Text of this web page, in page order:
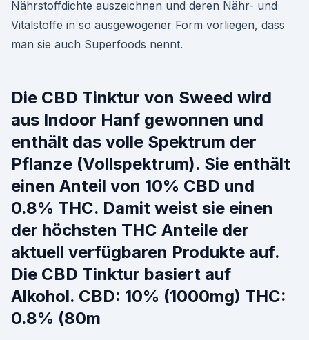
Nährstoffdichte auszeichnen und deren Nähr- und
Vitalstoffe in so ausgewogener Form vorliegen, dass
man sie auch Superfoods nennt.
Die CBD Tinktur von Sweed wird
aus Indoor Hanf gewonnen und
enthält das volle Spektrum der
Pflanze (Vollspektrum). Sie enthält
einen Anteil von 10% CBD und
0.8% THC. Damit weist sie einen
der höchsten THC Anteile der
aktuell verfügbaren Produkte auf.
Die CBD Tinktur basiert auf
Alkohol. CBD: 10% (1000mg) THC:
0.8% (80m